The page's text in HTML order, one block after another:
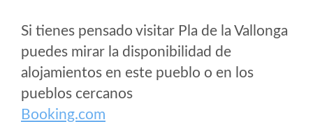
Si tienes pensado visitar Pla de la Vallonga
puedes mirar la disponibilidad de
alojamientos en este pueblo o en los
pueblos cercanos
Booking.com